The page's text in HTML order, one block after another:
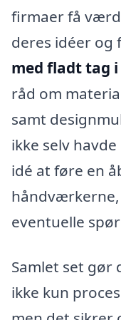
firmaer få
deres idéer og
med fladt tag i
råd om
samt
ikke selv
idé at føre en
håndværkerne,
eventuelle
Samlet set gør
ikke kun